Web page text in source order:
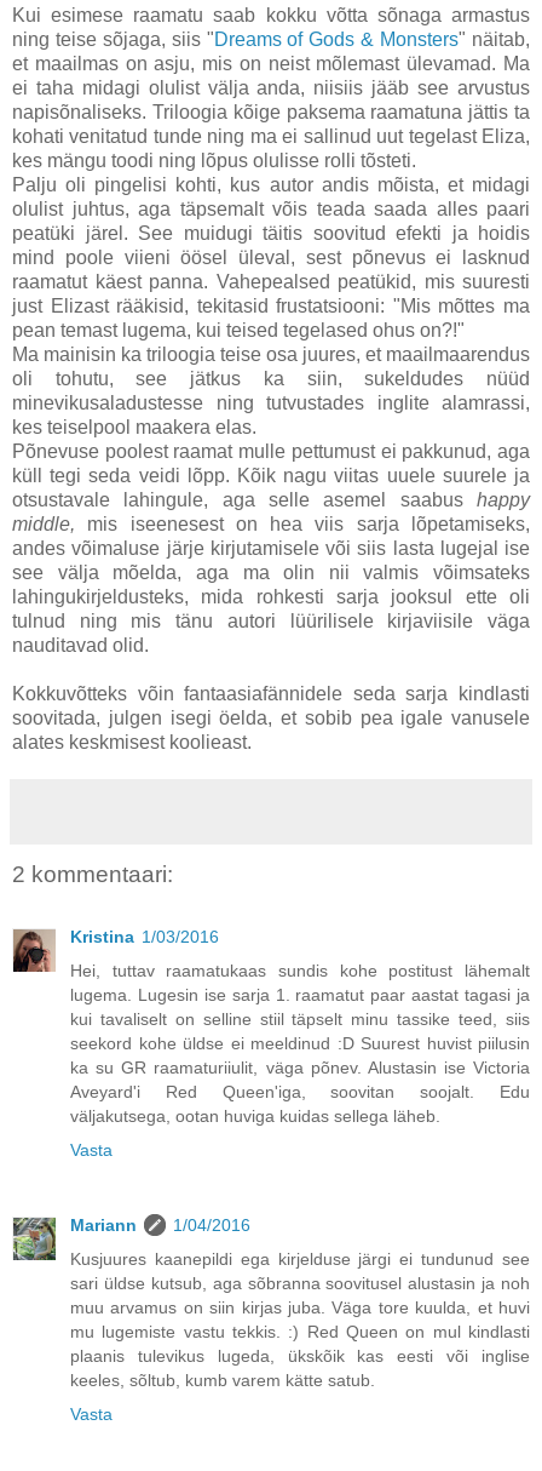
Kui esimese raamatu saab kokku võtta sõnaga armastus
ning teise sõjaga, siis "Dreams of Gods & Monsters" näitab,
et maailmas on asju, mis on neist mõlemast ülevamad. Ma
ei taha midagi olulist välja anda, niisiis jääb see arvustus
napisõnaliseks. Triloogia kõige paksema raamatuna jättis ta
kohati venitatud tunde ning ma ei sallinud uut tegelast Eliza,
kes mängu toodi ning lõpus olulisse rolli tõsteti.
Palju oli pingelisi kohti, kus autor andis mõista, et midagi
olulist juhtus, aga täpsemalt võis teada saada alles paari
peatüki järel. See muidugi täitis soovitud efekti ja hoidis
mind poole viieni öösel üleval, sest põnevus ei lasknud
raamatut käest panna. Vahepealsed peatükid, mis suuresti
just Elizast rääkisid, tekitasid frustatsiooni: "Mis mõttes ma
pean temast lugema, kui teised tegelased ohus on?!"
Ma mainisin ka triloogia teise osa juures, et maailmaarendus
oli tohutu, see jätkus ka siin, sukeldudes nüüd
minevikusaladustesse ning tutvustades inglite alamrassi,
kes teiselpool maakera elas.
Põnevuse poolest raamat mulle pettumust ei pakkunud, aga
küll tegi seda veidi lõpp. Kõik nagu viitas uuele suurele ja
otsustavale lahingule, aga selle asemel saabus happy
middle, mis iseenesest on hea viis sarja lõpetamiseks,
andes võimaluse järje kirjutamisele või siis lasta lugejal ise
see välja mõelda, aga ma olin nii valmis võimsateks
lahingukirjeldusteks, mida rohkesti sarja jooksul ette oli
tulnud ning mis tänu autori lüürilisele kirjaviisile väga
nauditavad olid.
Kokkuvõtteks võin fantaasiafännidele seda sarja kindlasti
soovitada, julgen isegi öelda, et sobib pea igale vanusele
alates keskmisest koolieast.
2 kommentaari:
Kristina 1/03/2016
Hei, tuttav raamatukaas sundis kohe postitust lähemalt
lugema. Lugesin ise sarja 1. raamatut paar aastat tagasi ja
kui tavaliselt on selline stiil täpselt minu tassike teed, siis
seekord kohe üldse ei meeldinud :D Suurest huvist piilusin
ka su GR raamaturiiulit, väga põnev. Alustasin ise Victoria
Aveyard'i Red Queen'iga, soovitan soojalt. Edu
väljakutsega, ootan huviga kuidas sellega läheb.
Vasta
Mariann
1/04/2016
Kusjuures kaanepildi ega kirjelduse järgi ei tundunud see
sari üldse kutsub, aga sõbranna soovitusel alustasin ja noh
muu arvamus on siin kirjas juba. Väga tore kuulda, et huvi
mu lugemiste vastu tekkis. :) Red Queen on mul kindlasti
plaanis tulevikus lugeda, ükskõik kas eesti või inglise
keeles, sõltub, kumb varem kätte satub.
Vasta